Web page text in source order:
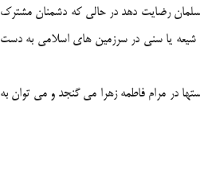
رضايت دهد در حالي كه دشمنان مشترك
شيعه يا سني در سرزمين هاي اسلامي به دست
در مرام فاطمه زهرا مي گنجد و مي توان به